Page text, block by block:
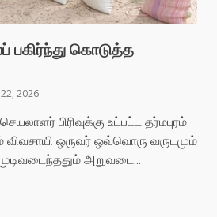
கொடுத்த
2026
பிரிவுக்கு உட்பட்ட தர்மபுரம்
விவசாயி ஒருவர் ஒவ்வொரு வருடமும்
அறுவடை...